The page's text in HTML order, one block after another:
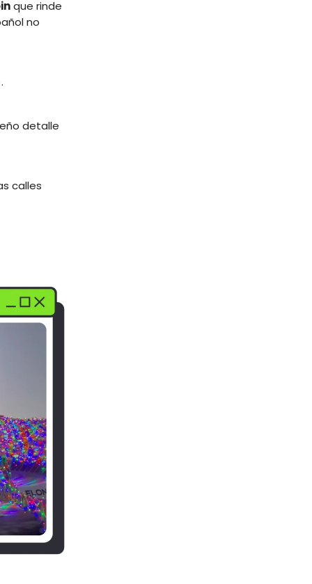
que rinde
no
detalle
calles